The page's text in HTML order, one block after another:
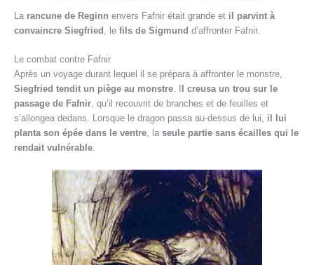
La rancune de Reginn envers Fafnir était grande et il parvint à
convaincre Siegfried
, le fils de Sigmund d’affronter Fafnir.
Le combat contre Fafnir
Après un voyage durant lequel il se prépara à affronter le monstre,
Siegfried tendit un piège au monstre. I
l creusa un trou sur le
passage de Fafnir, qu’il recouvrit de branches et de feuilles et
s’allongea dedans. Lorsque le dragon passa au-dessus de lui, il lui
planta son épée dans le ventre, la seule partie sans écailles qui le
rendait vulnérable.